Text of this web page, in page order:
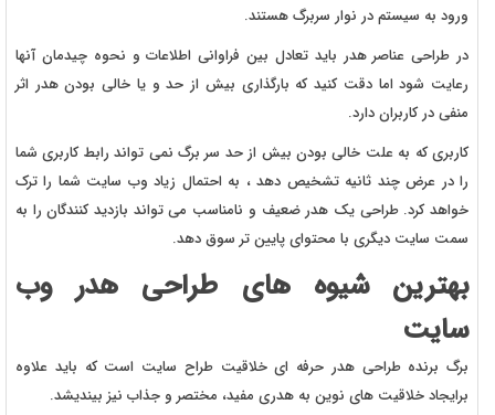
ورود به سیستم در نوار سربرگ هستند.
در طراحی عناصر هدر باید تعادل بین فراوانی اطلاعات و نحوه چیدمان آنها
رعایت شود اما دقت کنید که بارگذاری بیش از حد و یا خالی بودن هدر اثر
منفی در کاربران دارد.
کاربری که به علت خالی بودن بیش از حد سر برگ نمی تواند رابط کاربری شما
را در عرض چند ثانیه تشخیص دهد ، به احتمال زیاد وب سایت شما را ترک
خواهد کرد. طراحی یک هدر ضعیف و نامناسب می تواند بازدید کنندگان را به
سمت سایت دیگری با محتوای پایین تر سوق دهد.
بهترین شیوه های طراحی هدر وب
سایت
برگ برنده طراحی هدر حرفه ای خلاقیت طراح سایت است که باید علاوه
برایجاد خلاقیت های نوین به هدری مفید، مختصر و جذاب نیز بیندیشد.